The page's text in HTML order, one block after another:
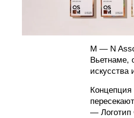
M — N
Вьетнаме,
искусства
Концепция
— Логотип